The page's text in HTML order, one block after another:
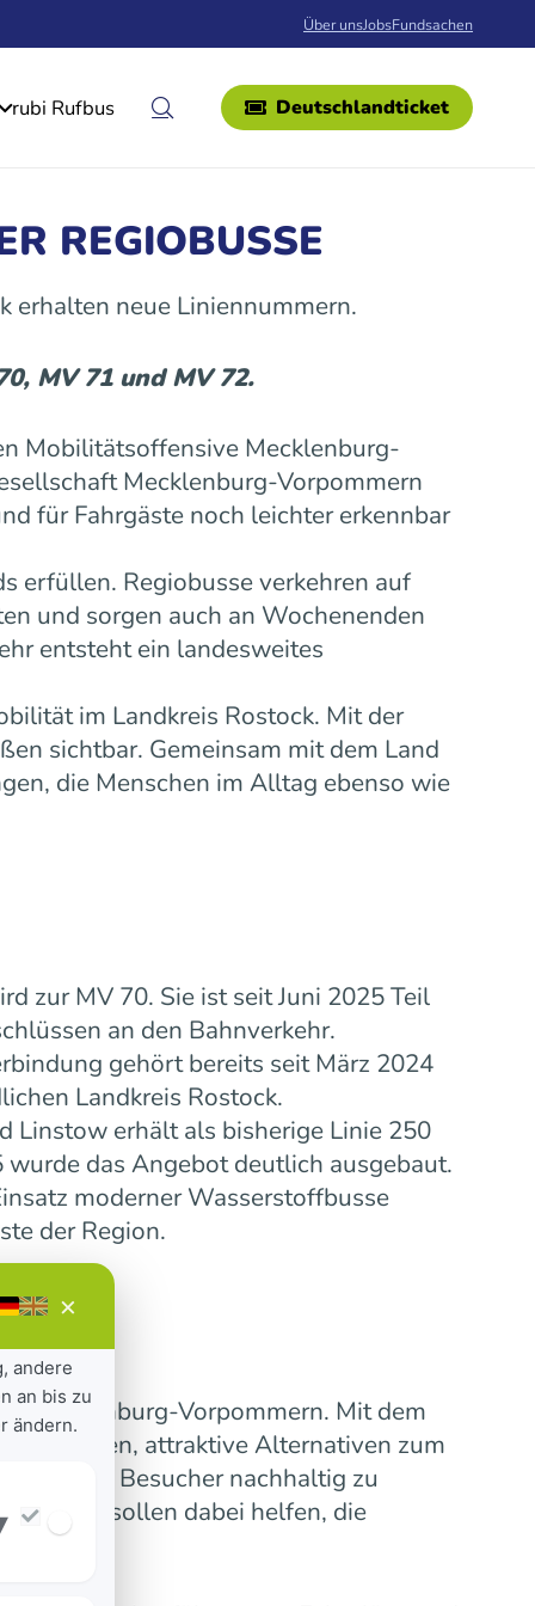
Über unsJobsFundsachen
rubi Rufbus Deutschlandticket
REGIOBUSSE
erhalten neue Liniennummern.
MV 71 und MV 72.
Mobilitätsoffensive Mecklenburg-
Mecklenburg-Vorpommern
für Fahrgäste noch leichter erkennbar
erfüllen. Regiobusse verkehren auf
und sorgen auch an Wochenenden
entsteht ein landesweites
im Landkreis Rostock. Mit der
sichtbar. Gemeinsam mit dem Land
die Menschen im Alltag ebenso wie
zur MV 70. Sie ist seit Juni 2025 Teil
an den Bahnverkehr.
gehört bereits seit März 2024
Landkreis Rostock.
Linstow erhält als bisherige Linie 250
das Angebot deutlich ausgebaut.
moderner Wasserstoffbusse
der Region.
Mecklenburg-Vorpommern. Mit dem
verbinden, attraktive Alternativen zum
und Besucher nachhaltig zu
sollen dabei helfen, die
×
andere
an bis zu
ändern.